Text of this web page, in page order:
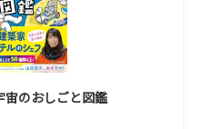
宙のおしごと図鑑